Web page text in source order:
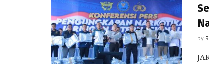
by